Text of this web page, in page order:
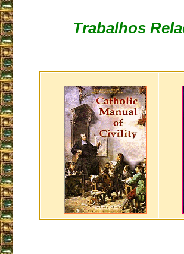
Trabalhos